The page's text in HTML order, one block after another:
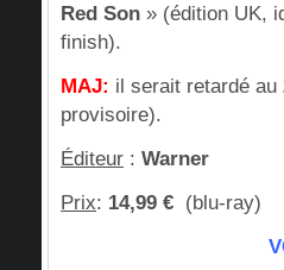
Red Son » (édition UK,
finish).
MAJ: il serait retardé au
provisoire).
Éditeur : Warner
Prix: 14,99 € (blu-ray)